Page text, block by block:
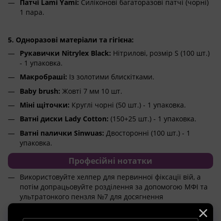
Патчі Lami Yami: Силіконові багаторазові патчі (чорні)
1 пара.
5. Одноразові матеріали та гігієна:
Рукавички Nitrylex Black: Нітрилові, розмір S (100 шт.)
- 1 упаковка.
Макробраші: Із золотими блискітками.
Baby brush: Жовті 7 мм 10 шт.
Міні щіточки: Круглі чорні (50 шт.) - 1 упаковка.
Ватні диски Lady Cotton: (150+25 шт.) - 1 упаковка.
Ватні палички Sinwuas: Двосторонні (100 шт.) - 1
упаковка.
Професійні нотатки
Використовуйте хелпер для первинної фіксації вій, а
потім допрацьовуйте розділення за допомогою МФІ та
ультратонкого пензля №7 для досягнення
«інстаграмного» результату.